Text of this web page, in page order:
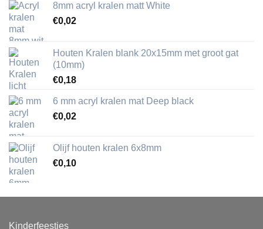
8mm acryl kralen matt White
€0,02
Houten Kralen blank 20x15mm met groot gat
(10mm)
€0,18
6 mm acryl kralen mat Deep black
€0,02
Olijf houten kralen 6x8mm
€0,10
Kinderfeestjes